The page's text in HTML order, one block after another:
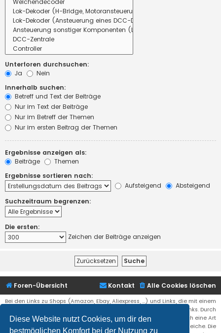
Diese Website nutzt Cookies, um dir den
bestmöglichen Komfort bei der Nutzung zu
Unterforen durchsuchen:
Ja
Nein
Innerhalb suchen:
Betreff und Text der Beiträge
Nur im Text der Beiträge
Nur im Betreff der Themen
Nur im ersten Beitrag der Themen
Ergebnisse anzeigen als:
Beiträge
Themen
Ergebnisse sortieren nach:
Aufsteigend
Absteigend
Suchzeitraum begrenzen:
Die ersten:
Zeichen der Beiträge anzeigen
Foren-Übersicht Alle Cookies löschen
Kontakt
Bei den Links zu Shops (Amazon, Ebay, Aliexpress, ...) und Links, die mit einem
Stern (*) markiert sind, kann es sich um sogenannte Affiliate Links. Durch
den Kauf eines Produktes über einen Affiliate Link erhälte ich eine Art
Umsatzbeteiligung gutgeschrieben. Für euch bleibt der Preis der gleiche. Die